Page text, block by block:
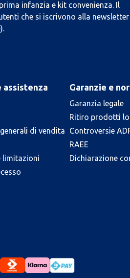
infanzia e kit convenienza. Il
che si iscrivono alla newsletter
assistenza
di vendita
limitazioni
Garanzie e
Garanzia legale
Ritiro prodotti
Controversie
RAEE
Dichiarazione